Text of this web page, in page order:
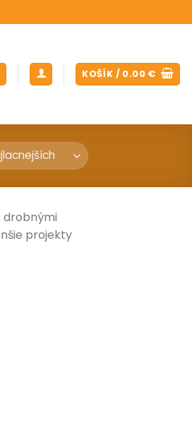
KOŠÍK / 0.00 €
drobnými
projekty